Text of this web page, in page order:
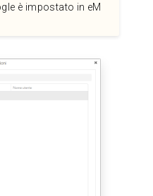
è impostato in eM